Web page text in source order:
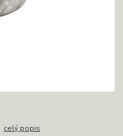
celý popis